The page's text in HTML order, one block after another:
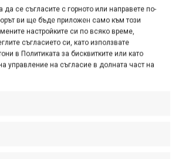
да се съгласите с горното или направете по-
ви ще бъде приложен само към този
настройките си по всяко време,
съгласието си, като използвате
в Политиката за бисквитките или като
управление на съгласие в долната част на
но как се „връзва“ с българската
разкрива, че засега в сайта са
от Велопарк Пампорово и част от
е похвално и показва всъщност
развита мрежа от пътеки, които са